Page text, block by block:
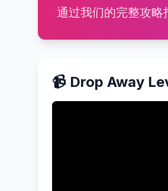
通过我们的完整攻
📹 Drop Away